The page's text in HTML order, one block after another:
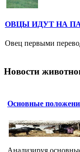
ОВЦЫ ИДУТ НА
Овец первыми
Новости
Основные
Анализируя